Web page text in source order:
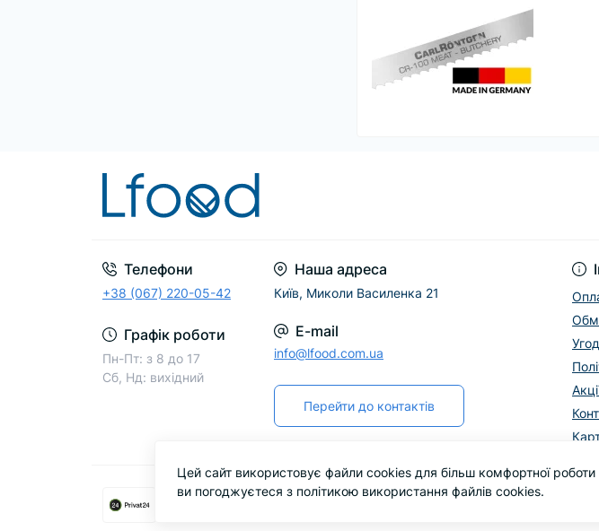
Телефони
+38 (067) 220-05-42
Графік роботи
Пн-Пт: з 8 до 17
Сб, Нд: вихідний
Наша адреса
Київ, Миколи Василенка 21
E-mail
info@lfood.com.ua
Перейти до контактів
Цей сайт використовує файли cookies для більш комфортної
ви погоджуєтеся з політикою використання файлів cookies.